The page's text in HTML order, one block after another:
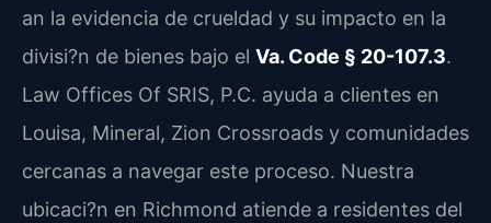
an la evidencia de crueldad y su impacto en la
divisi?n de bienes bajo el Va. Code § 20-107.3.
Law Offices Of SRIS, P.C. ayuda a clientes en
Louisa, Mineral, Zion Crossroads y comunidades
cercanas a navegar este proceso. Nuestra
ubicaci?n en Richmond atiende a residentes del